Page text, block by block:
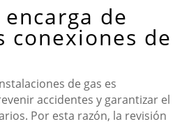
de
conexiones de
de gas es
accidentes y garantizar el
Por esta razón, la revisión